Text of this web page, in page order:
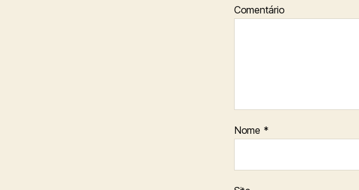
Comentário
Nome *